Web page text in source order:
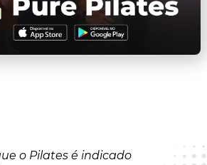
o Pilates é indicado